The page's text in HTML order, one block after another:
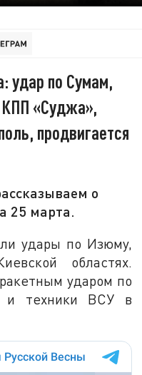
удар по Сумам,
«Суджа»,
продвигается
о
25 марта.
удары по Изюму,
областях.
ударом по
и техники ВСУ в